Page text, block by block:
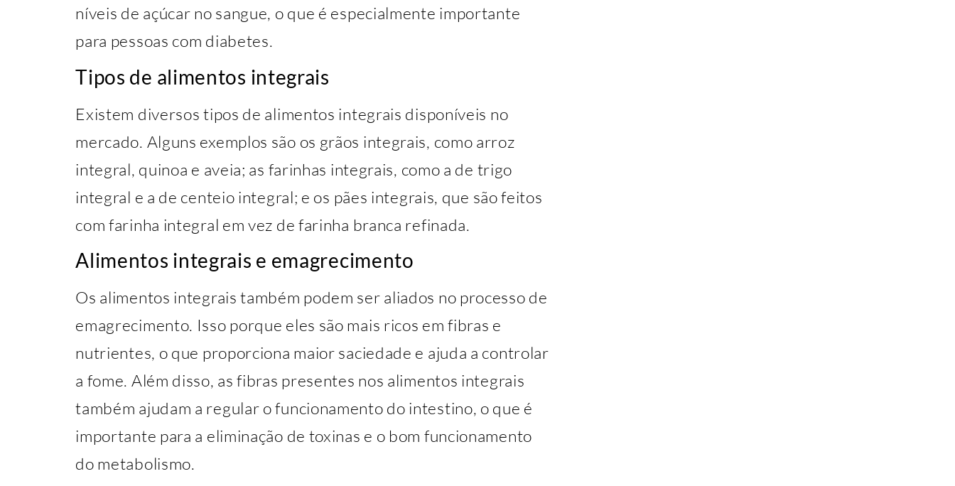
níveis de açúcar no sangue, o que é especialmente importante
para pessoas com diabetes.
Tipos de alimentos integrais
Existem diversos tipos de alimentos integrais disponíveis no
mercado. Alguns exemplos são os grãos integrais, como arroz
integral, quinoa e aveia; as farinhas integrais, como a de trigo
integral e a de centeio integral; e os pães integrais, que são feitos
com farinha integral em vez de farinha branca refinada.
Alimentos integrais e emagrecimento
Os alimentos integrais também podem ser aliados no processo de
emagrecimento. Isso porque eles são mais ricos em fibras e
nutrientes, o que proporciona maior saciedade e ajuda a controlar
a fome. Além disso, as fibras presentes nos alimentos integrais
também ajudam a regular o funcionamento do intestino, o que é
importante para a eliminação de toxinas e o bom funcionamento
do metabolismo.